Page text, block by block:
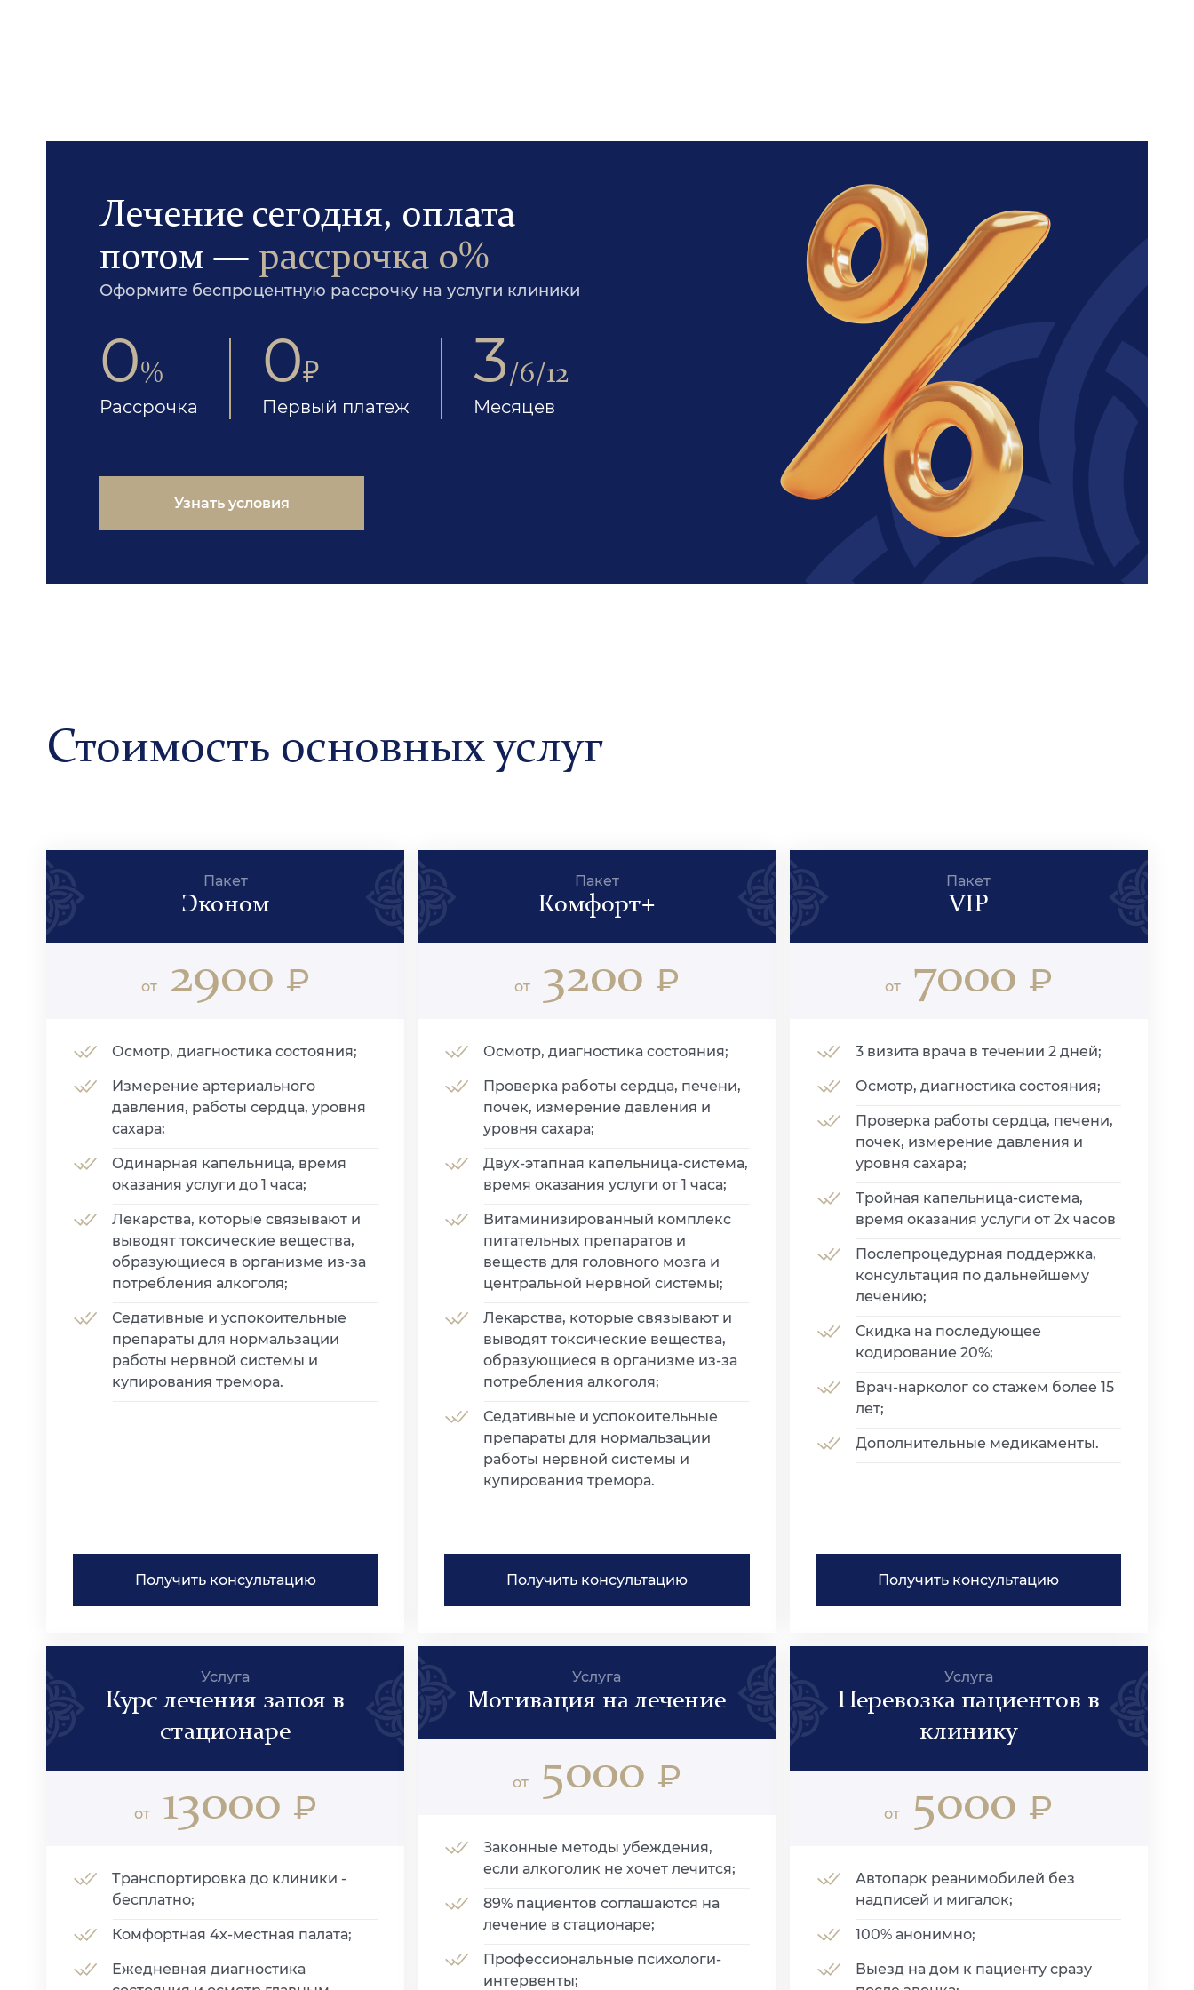
Лечение сегодня, оплата
потом — рассрочка 0%
Оформите беспроцентную рассрочку на услуги клиники
0%
Рассрочка
0₽
Первый платеж
3/6/12
Месяцев
Узнать условия
Стоимость основных услуг
Пакет
Эконом
от2900 ₽
Осмотр, диагностика состояния;
Измерение артериального
давления, работы сердца, уровня
сахара;
Одинарная капельница, время
оказания услуги до 1 часа;
Лекарства, которые связывают и
выводят токсические вещества,
образующиеся в организме из-за
потребления алкоголя;
Седативные и успокоительные
препараты для нормальзации
работы нервной системы и
купирования тремора.
Получить консультацию
Пакет
Комфорт+
от3200 ₽
Осмотр, диагностика состояния;
Проверка работы сердца, печени,
почек, измерение давления и
уровня сахара;
Двух-этапная капельница-система,
время оказания услуги от 1 часа;
Витаминизированный комплекс
питательных препаратов и
веществ для головного мозга и
центральной нервной системы;
Лекарства, которые связывают и
выводят токсические вещества,
образующиеся в организме из-за
потребления алкоголя;
Седативные и успокоительные
препараты для нормальзации
работы нервной системы и
купирования тремора.
Получить консультацию
Пакет
VIP
от7000 ₽
3 визита врача в течении 2 дней;
Осмотр, диагностика состояния;
Проверка работы сердца, печени,
почек, измерение давления и
уровня сахара;
Тройная капельница-система,
время оказания услуги от 2х часов
Послепроцедурная поддержка,
консультация по дальнейшему
лечению;
Скидка на последующее
кодирование 20%;
Врач-нарколог со стажем более 15
лет;
Дополнительные медикаменты.
Получить консультацию
Услуга
Курс лечения запоя в
стационаре
от13000 ₽
Транспортировка до клиники -
бесплатно;
Комфортная 4х-местная палата;
Ежедневная диагностика
Услуга
Мотивация на лечение
от5000 ₽
Законные методы убеждения,
если алкоголик не хочет лечится;
89% пациентов соглашаются на
лечение в стационаре;
Профессиональные психологи-
интервенты;
Услуга
Перевозка пациентов в
клинику
от 5000 ₽
Автопарк реанимобилей без
надписей и мигалок;
100% анонимно;
Выезд на дом к пациенту сразу